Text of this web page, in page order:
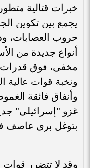
خبرات قتالية
يجمع بين تكوين
حروب العصابات،
أنواع جديدة من
مخفى، فوق
ونخبة قوات عالية
وأنفاق فائقة
غزو "إسرائيلى"
بتوغل برى عاصف
وقد لا تتضرر